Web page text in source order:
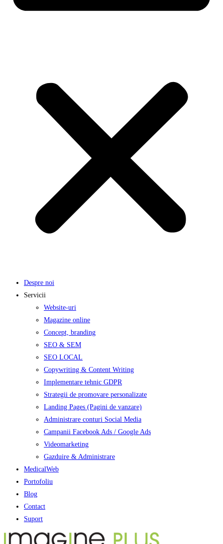
Despre noi
Servicii
Website-uri
Magazine online
Concept, branding
SEO & SEM
SEO LOCAL
Copywriting & Content Writing
Implementare tehnic GDPR
Strategii de promovare personalizate
Landing Pages (Pagini de vanzare)
Administrare conturi Social Media
Campanii Facebook Ads / Google Ads
Videomarketing
Gazduire & Administrare
MedicalWeb
Portofoliu
Blog
Contact
Suport